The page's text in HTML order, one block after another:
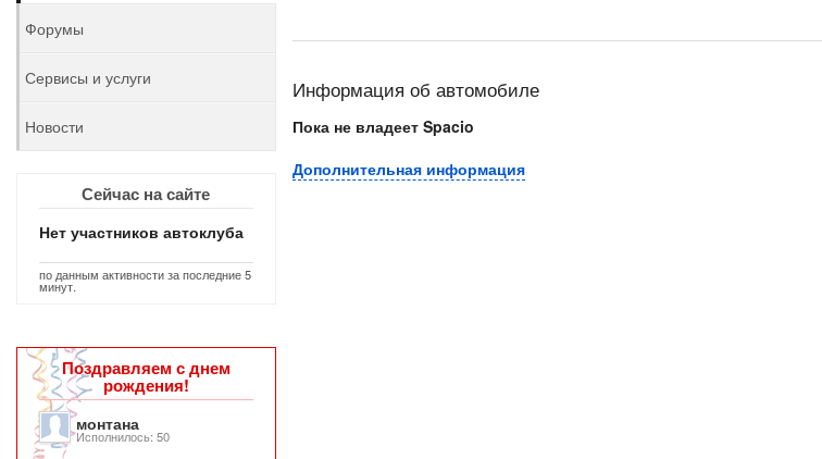
Информация об автомобиле
Пока не владеет Spacio
Дополнительная информация
Форумы
Сервисы и услуги
Новости
Сейчас на сайте
Нет участников автоклуба
по данным активности за последние 5
минут.
Поздравляем с днем
рождения!
монтана
Исполнилось: 50